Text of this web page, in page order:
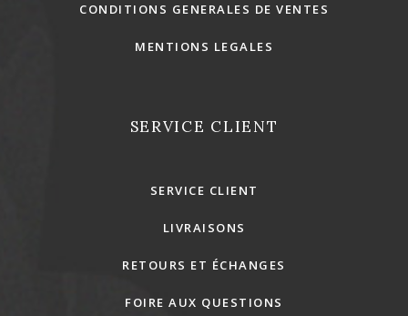
CONDITIONS GENERALES DE VENTES
MENTIONS LEGALES
SERVICE CLIENT
SERVICE CLIENT
LIVRAISONS
RETOURS ET ÉCHANGES
FOIRE AUX QUESTIONS